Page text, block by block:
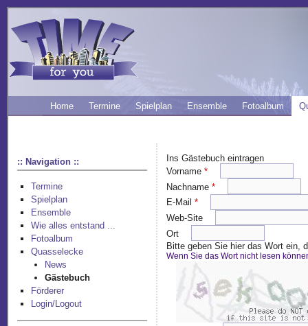
Home Termine Spielplan Ensemble Fotoalbum
:: Navigation ::
Termine
Spielplan
Ensemble
Wie alles entstand ...
Fotoalbum
Quasselecke
News
Gästebuch
Förderer
Login/Logout
Ins Gästebuch eintragen
Vorname*
Nachname*
E-Mail*
Web-Site
Ort
Bitte geben Sie hier das Wort ein,
Wenn Sie das Wort nicht lesen